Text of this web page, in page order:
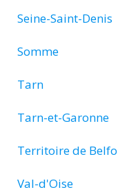
Seine-Saint-Denis
Somme
Tarn
Tarn-et-Garonne
Territoire de
Val-d'Oise